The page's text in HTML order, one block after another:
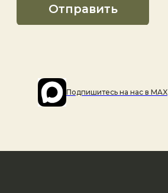
Подпишитесь на наc в MAX